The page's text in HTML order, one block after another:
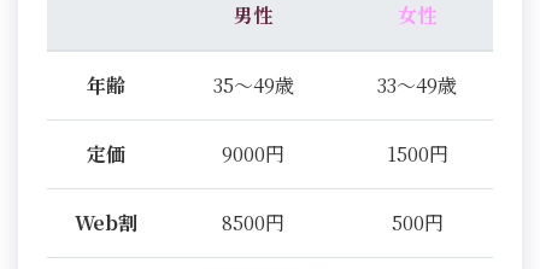
男性 女性
年齢 35～49歳 33～49歳
定価 9000円 1500円
Web割 8500円 500円